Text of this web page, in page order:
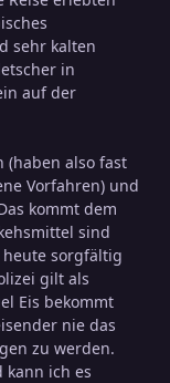
sehr kalten
in
auf der
(haben also fast
Vorfahren) und
kommt dem
sind
sorgfältig
gilt als
Eis bekommt
nie das
zu werden.
kann ich es